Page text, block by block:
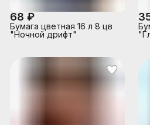
68 ₽
Бумага цветная 16 л 8 цв
"Ночной дрифт"